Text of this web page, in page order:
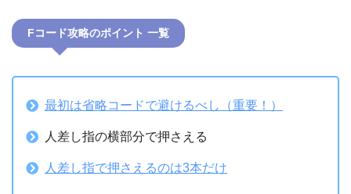
Fコード攻略のポイント 一覧
最初は省略コードで避けるべし（重要！）
人差し指の横部分で押さえる
人差し指で押さえるのは3本だけ